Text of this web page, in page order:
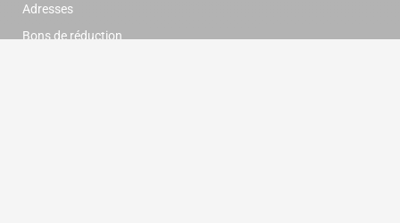
Adresses
Bons de réduction